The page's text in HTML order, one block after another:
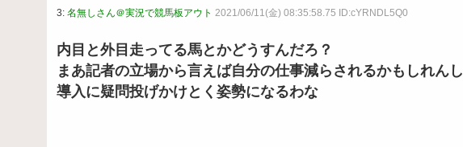
3: 名無しさん＠実況で競馬板アウト 2021/06/11(金) 08:35:58.75 ID:cYRNDL5Q0
内目と外目走ってる馬とかどうすんだろ？
まあ記者の立場から言えば自分の仕事減らされるかもしれんし
導入に疑問投げかけとく姿勢になるわな